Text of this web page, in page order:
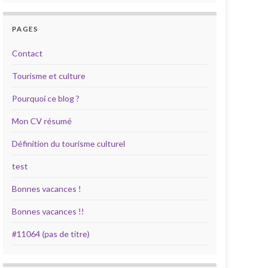
PAGES
Contact
Tourisme et culture
Pourquoi ce blog ?
Mon CV résumé
Définition du tourisme culturel
test
Bonnes vacances !
Bonnes vacances !!
#11064 (pas de titre)